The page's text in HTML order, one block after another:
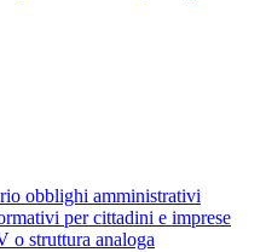
obblighi amministrativi
per cittadini e imprese
o struttura analoga